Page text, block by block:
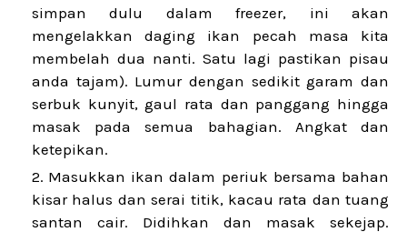
simpan dulu dalam freezer, ini akan
mengelakkan daging ikan pecah masa kita
membelah dua nanti. Satu lagi pastikan pisau
anda tajam). Lumur dengan sedikit garam dan
serbuk kunyit, gaul rata dan panggang hingga
masak pada semua bahagian. Angkat dan
ketepikan.
Masukkan ikan dalam periuk bersama bahan
kisar halus dan serai titik, kacau rata dan tuang
santan cair. Didihkan dan masak sekejap.